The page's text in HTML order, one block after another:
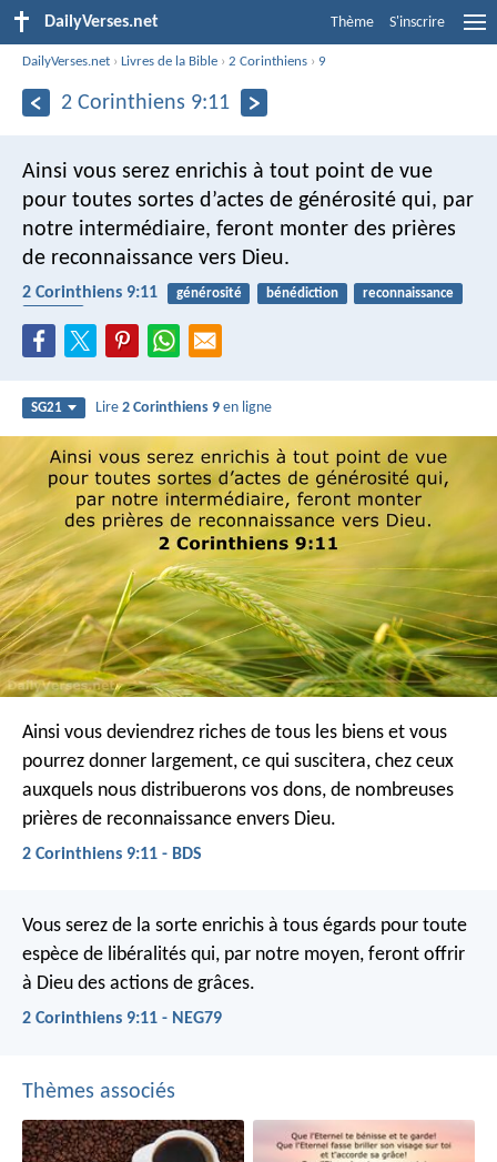
DailyVerses.net Thème S'inscrire
DailyVerses.net ›Livres de la Bible ›2 Corinthiens › 9
2 Corinthiens 9:11
Ainsi vous serez enrichis à tout point de vue
pour toutes sortes d’actes de générosité qui, par
notre intermédiaire, feront monter des prières
de reconnaissance vers Dieu.
2 Corinthiens 9:11 générosité bénédiction
reconnaissance
SG21 Lire2 Corinthiens 9 en ligne
Ainsi vous deviendrez riches de tous les biens et vous
pourrez donner largement, ce qui suscitera, chez ceux
auxquels nous distribuerons vos dons, de nombreuses
prières de reconnaissance envers Dieu.
2 Corinthiens 9:11 - BDS
Vous serez de la sorte enrichis à tous égards pour toute
espèce de libéralités qui, par notre moyen, feront offrir
à Dieu des actions de grâces.
2 Corinthiens 9:11 - NEG79
Thèmes associés